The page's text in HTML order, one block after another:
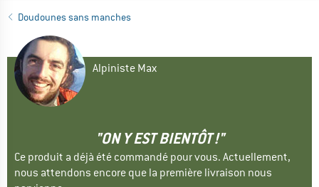
Doudounes sans manches
Alpiniste Max
"ON Y EST BIENTÔT !"
Ce produit a déjà été commandé pour vous. Actuellement,
nous attendons encore que la première livraison nous